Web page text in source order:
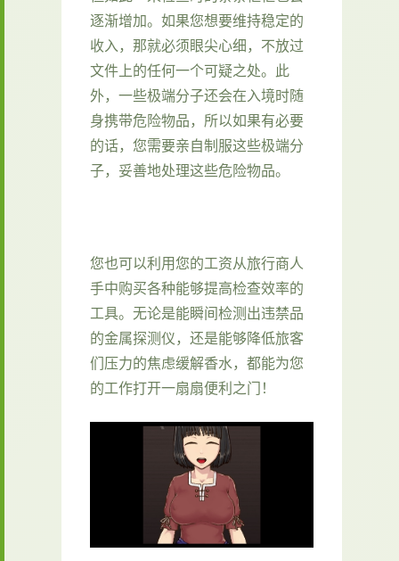
逐渐增加。如果您想要维持稳定的
收入，那就必须眼尖心细，不放过
文件上的任何一个可疑之处。此
外，一些极端分子还会在入境时随
身携带危险物品，所以如果有必要
的话，您需要亲自制服这些极端分
子，妥善地处理这些危险物品。
您也可以利用您的工资从旅行商人
手中购买各种能够提高检查效率的
工具。无论是能瞬间检测出违禁品
的金属探测仪，还是能够降低旅客
们压力的焦虑缓解香水，都能为您
的工作打开一扇扇便利之门！